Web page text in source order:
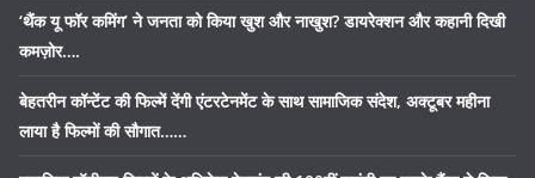
‘थैंक यू फॉर कमिंग’ ने जनता को किया खुश और नाखुश? डायरेक्शन और कहानी दिखी
कमज़ोर….
बेहतरीन कॉन्टेंट की फिल्में देंगी एंटरटेनमेंट के साथ सामाजिक संदेश, अक्टूबर महीना
लाया है फिल्मों की सौगात……